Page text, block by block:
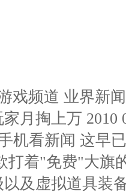
频道 业界新闻
月掏上万 2010
机看新闻 这早
打着"免费"大旗
及虚拟道具装